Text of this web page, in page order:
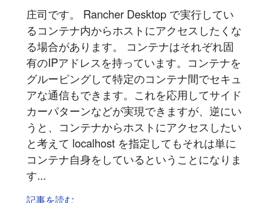
庄司です。 Rancher Desktop で実行してい
るコンテナ内からホストにアクセスしたくな
る場合があります。 コンテナはそれぞれ固
有のIPアドレスを持っています。コンテナを
グルーピングして特定のコンテナ間でセキュ
アな通信もできます。これを応用してサイド
カーパターンなどが実現できますが、逆にい
うと、コンテナからホストにアクセスしたい
と考えて localhost を指定してもそれは単に
コンテナ自身をしているということになりま
す...
記事を読む